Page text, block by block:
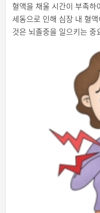
혈액을 채울 시간이 부족
세동으로 인해 심장 내 혈
것은 뇌졸중을 일으키는 중